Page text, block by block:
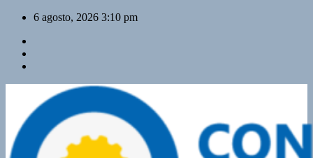
Saltar
contenido
6 agosto, 2026 3:10 pm